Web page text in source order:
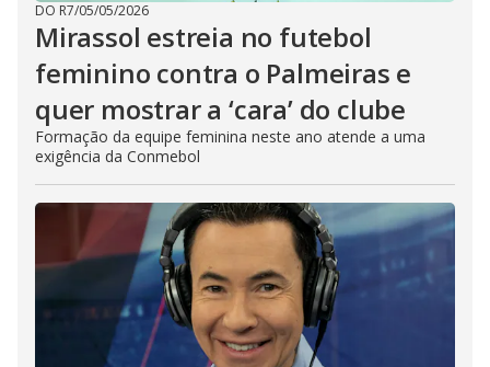
DO R7/05/05/2026
Mirassol estreia no futebol
feminino contra o Palmeiras e
quer mostrar a ‘cara’ do clube
Formação da equipe feminina neste ano atende a uma
exigência da Conmebol